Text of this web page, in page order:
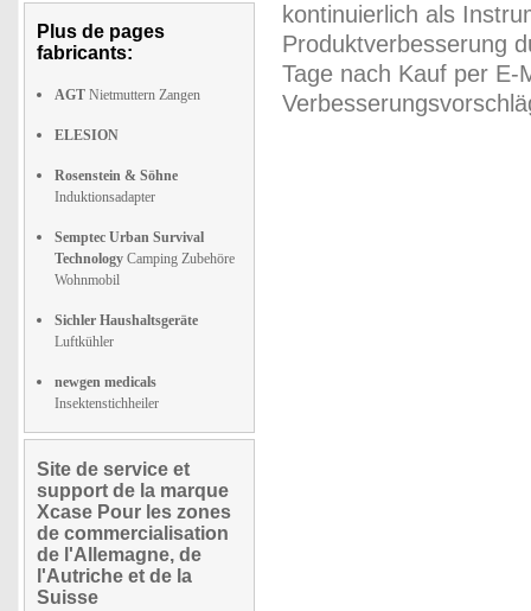
Plus de pages
fabricants:
AGT Nietmuttern Zangen
ELESION
Rosenstein & Söhne
Induktionsadapter
Semptec Urban Survival
Technology Camping Zubehöre
Wohnmobil
Sichler Haushaltsgeräte
Luftkühler
newgen medicals
Insektenstichheiler
Site de service et
support de la marque
Xcase Pour les zones
de commercialisation
de l'Allemagne, de
l'Autriche et de la
Suisse
kontinuierlich als
Produktverbesserung
Tage nach Kauf per E-